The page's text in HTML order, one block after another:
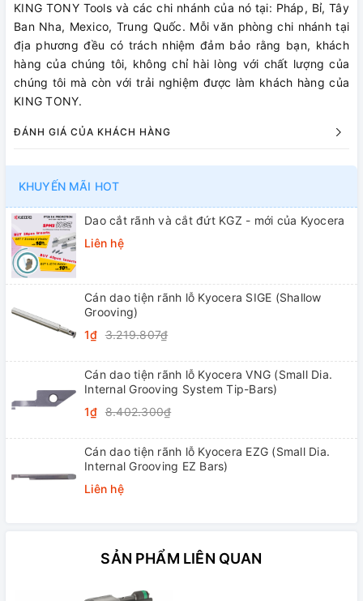
KING TONY Tools và các chi nhánh của nó tại: Pháp, Bỉ, Tây
Ban Nha, Mexico, Trung Quốc. Mỗi văn phòng chi nhánh tại
địa phương đều có trách nhiệm đảm bảo rằng bạn, khách
hàng của chúng tôi, không chỉ hài lòng với chất lượng của
chúng tôi mà còn với trải nghiệm được làm khách hàng của
KING TONY.
ĐÁNH GIÁ CỦA KHÁCH HÀNG
KHUYẾN MÃI HOT
Dao cắt rãnh và cắt đứt KGZ - mới của Kyocera
Liên hệ
Cán dao tiện rãnh lỗ Kyocera SIGE (Shallow
Grooving)
1₫ 3.219.807₫
Cán dao tiện rãnh lỗ Kyocera VNG (Small Dia.
Internal Grooving System Tip-Bars)
1₫ 8.402.300₫
Cán dao tiện rãnh lỗ Kyocera EZG (Small Dia.
Internal Grooving EZ Bars)
Liên hệ
SẢN PHẨM LIÊN QUAN